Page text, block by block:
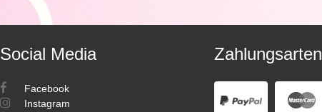
Social Media
Facebook
Instagram
Zahlungsarten